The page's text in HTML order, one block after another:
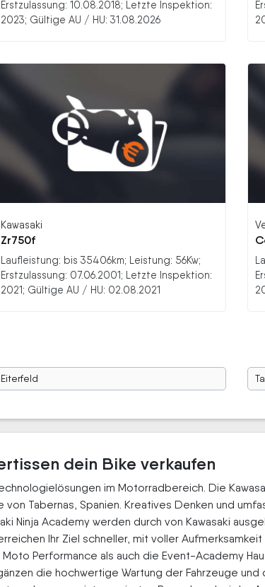
Erstzulassung: 10.08.2018; Letzte Inspektion:
2023; Gültige AU / HU: 31.08.2026
Kawasaki
Zr750f
Laufleistung: bis 35406km; Leistung: 56Kw;
Erstzulassung: 07.06.2001; Letzte Inspektion:
2021; Gültige AU / HU: 02.08.2021
Eiterfeld
dein Bike verkaufen
im Motorradbereich. Die
Tabernas, Spanien. Kreatives Denken und
Ninja Academy werden durch von Kawasaki
Ihr Ziel schneller, mit voller
Performance als auch die Event-Academy
die hochwertige Wartung der Fahrzeuge und